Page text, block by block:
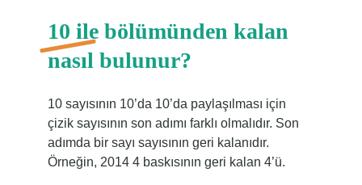
10 ile bölümünden kalan
nasıl bulunur?
10 sayısının 10’da 10’da paylaşılması için
çizik sayısının son adımı farklı olmalıdır. Son
adımda bir sayı sayısının geri kalanıdır.
Örneğin, 2014 4 baskısının geri kalan 4’ü.